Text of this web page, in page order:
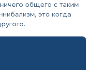
общего с таким
это когда